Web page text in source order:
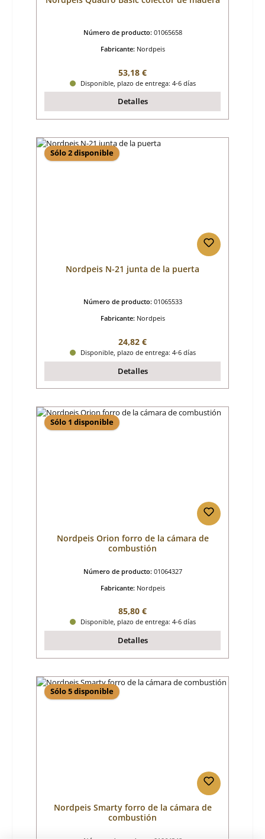
Número de producto: 01065658
Fabricante: Nordpeis
Precio normal:
53,18 €
Disponible, plazo de entrega: 4-6 días
Detalles
Sólo 2 disponible
Nordpeis N-21 junta de la puerta
Número de producto: 01065533
Fabricante: Nordpeis
Precio normal:
24,82 €
Disponible, plazo de entrega: 4-6 días
Detalles
Sólo 1 disponible
Nordpeis Orion forro de la cámara de
combustión
Número de producto: 01064327
Fabricante: Nordpeis
Precio normal:
85,80 €
Disponible, plazo de entrega: 4-6 días
Detalles
Sólo 5 disponible
Nordpeis Smarty forro de la cámara de
combustión